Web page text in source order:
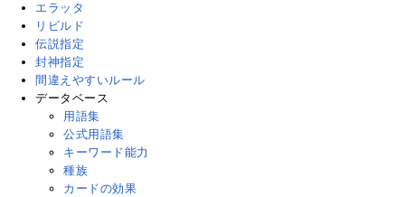
エラッタ
リビルド
伝説指定
封神指定
間違えやすいルール
データベース
用語集
公式用語集
キーワード能力
種族
カードの効果